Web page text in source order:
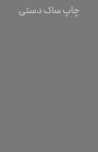
چاپ ساک دستی